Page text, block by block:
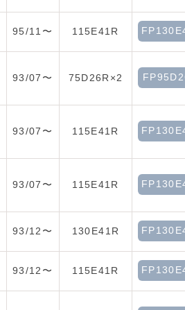
95/11〜 115E41R
93/07〜 75D26R×2
93/07〜 115E41R
93/07〜 115E41R
93/12〜 130E41R
93/12〜 115E41R